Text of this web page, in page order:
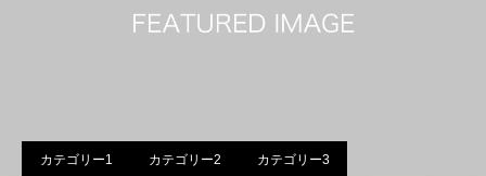
カテゴリー1 カテゴリー2 カテゴリー3